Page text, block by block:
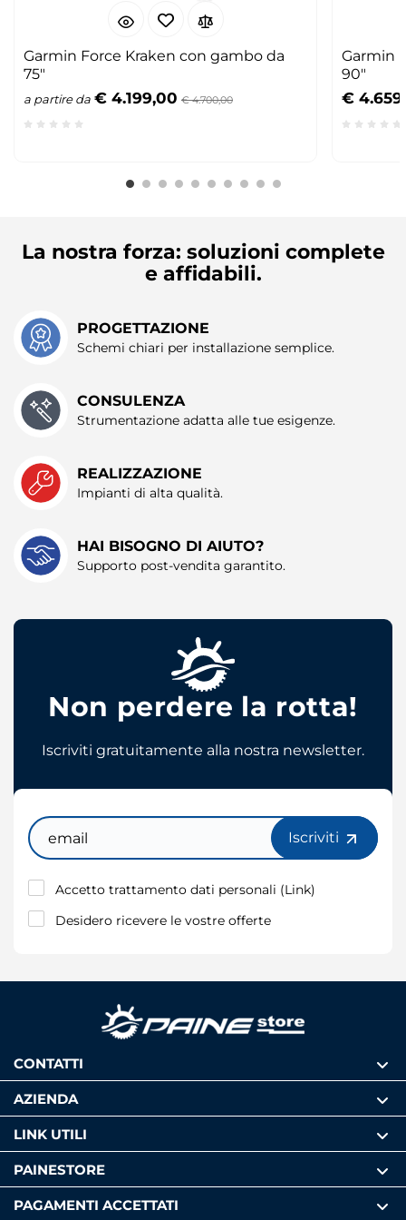
Garmin Force Kraken con gambo da
75"
a partire da € 4.199,00 € 4.700,00
Garmin
90"
€
La nostra forza: soluzioni complete
e affidabili.
PROGETTAZIONE
Schemi chiari per installazione semplice.
CONSULENZA
Strumentazione adatta alle tue esigenze.
REALIZZAZIONE
Impianti di alta qualità.
HAI BISOGNO DI AIUTO?
Supporto post-vendita garantito.
Non perdere la rotta!
Iscriviti gratuitamente alla nostra newsletter.
Email
Iscriviti
Accetto trattamento dati personali (Link)
Desidero ricevere le vostre offerte
CONTATTI
AZIENDA
LINK UTILI
PAINESTORE
PAGAMENTI ACCETTATI